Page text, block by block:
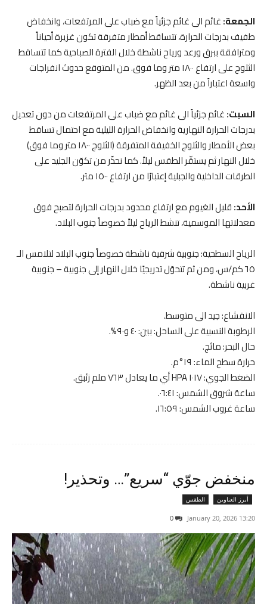
الجمعة:غائم الى غائم جزئياً مع ضباب على المرتفعات، وانخفاض
طفيف بدرجات الحرارة، تتساقط أمطار متفرقة تكون غزيرة أحياناً
ومترافقة ببرق ورعد ورياح ناشطة خلال الفترة الصباحية كما تتساقط
الثلوج على ارتفاع ١٨٠٠ متر وما فوق. من المتوقع حدوث انفراجات
واسعة اعتباراً من بعد الظهر.
السبت:غائم جزئياً الى غائم مع ضباب على المرتفعات من دون تعديل
بدرجات الحرارة النهارية وانخفاض الحرارة الليلية مع احتمال تساقط
بعض الأمطار والثلوج الخفيفة المتفرقة (الثلوج ١٨٠٠ متر وما فوق)
خلال النهار ثم يستقّر الطقس ليلاً. كما نحذّر من تكوّن الجليد على
الطرقات الداخلية والجبلية إعتبارًا من ارتفاع ١٥٠٠ متر.
الأحد:قليل الغيوم مع ارتفاع محدود بدرجات الحرارة لتصبح فوق
معدلاتها الموسمية، تنشط الرياح ليلاً خصوصاً جنوب البلاد.
الرياح السطحية: جنوبية شرقية ناشطة خصوصاً جنوب البلاد لتلامس الـ
٦٥ كم/س، ومن ثم تتحوّل تدريجيًا خلال النهار إلى جنوبية – جنوبية
غربية ناشطة.
الانقشاع: جيد الى متوسط.
الرطوبة النسبية على الساحل: بين: ٤٠ و٩٠%.
حال البحر: مائج.
حرارة سطح الماء: ١٩°م.
الضغط الجوي: ١٠١٧ HPA أي ما يعادل ٧٦٣ ملم زئبق.
ساعة شروق الشمس: ٠٦:٤١.
ساعة غروب الشمس: ١٦:٥٩.
منخفض جوّي “سريع”… وتحذير!
أبرز العناوين الطقس
13:20 2026 ,January 20